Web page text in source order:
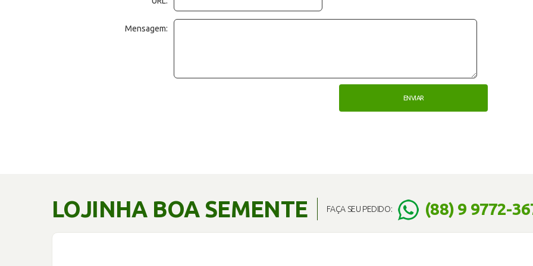
Mensagem:
LOJINHA BOA SEMENTE FAÇA SEU PEDIDO: (88) 9 9772-